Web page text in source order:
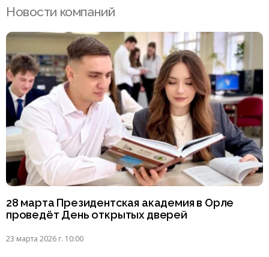
Новости компаний
28 марта Президентская академия в Орле
проведёт День открытых дверей
23 марта 2026 г. 10:00